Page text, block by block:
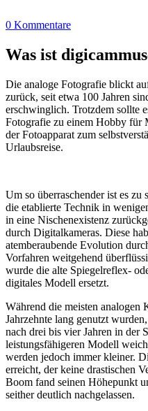
0 Kommentare
Was ist
Die analoge Fotografie blickt
zurück, seit etwa 100 Jahren
erschwinglich. Trotzdem sollte
Fotografie zu einem Hobby für
der Fotoapparat zum
Urlaubsreise.
Um so überraschender ist es
die etablierte Technik in
in eine Nischenexistenz
durch Digitalkameras. Diese
atemberaubende Evolution
Vorfahren weitgehend
wurde die alte Spiegelreflex-
digitales Modell ersetzt.
Während die meisten analogen
Jahrzehnte lang genutzt
nach drei bis vier Jahren in der
leistungsfähigeren Modell
werden jedoch immer kleiner.
erreicht, der keine drastischen
Boom fand seinen Höhepunkt
seither deutlich nachgelassen.